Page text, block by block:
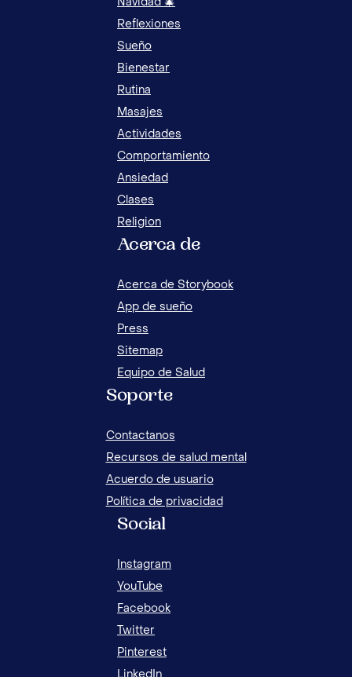
Navidad 🎄
Reflexiones
Sueño
Bienestar
Rutina
Masajes
Actividades
Comportamiento
Ansiedad
Clases
Religion
Acerca de
Acerca de Storybook
App de sueño
Press
Sitemap
Equipo de Salud
Soporte
Contactanos
Recursos de salud mental
Acuerdo de usuario
Política de privacidad
Social
Instagram
YouTube
Facebook
Twitter
Pinterest